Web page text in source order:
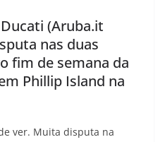
i
t
p
y
(Aruba.it
nas duas
fim de semana da
Phillip Island na
ver. Muita disputa na